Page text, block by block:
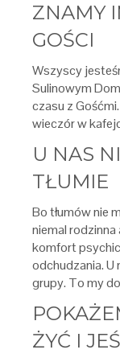
ZNAMY
GOŚCI
Wszyscy
Sulinowym
czasu z
wieczór w
U NAS
TŁUMIE
Bo tłumów nie
niemal
komfort
odchudzania.
grupy. To my
ŻYĆ I